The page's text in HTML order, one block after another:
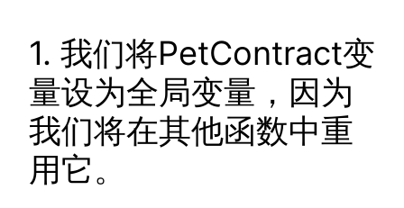
1. 我们将PetContract变
量设为全局变量，因为
我们将在其他函数中重
用它。